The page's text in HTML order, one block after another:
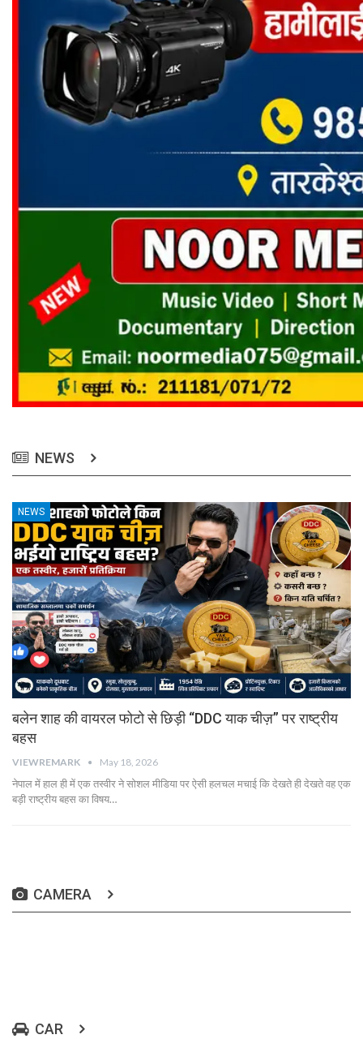
NEWS
NEWS
बलेन शाह की वायरल फोटो से छिड़ी “DDC याक चीज़” पर राष्ट्रीय
बहस
VIEWREMARK May 18, 2026
नेपाल में हाल ही में एक तस्वीर ने सोशल मीडिया पर ऐसी हलचल मचाई कि देखते ही देखते वह एक
बड़ी राष्ट्रीय बहस का विषय…
CAMERA
CAR